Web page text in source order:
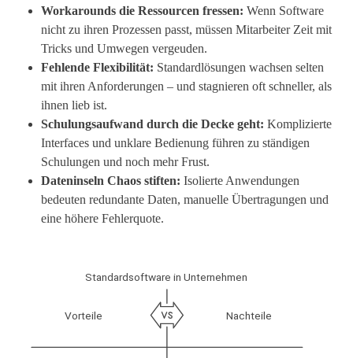
Workarounds die Ressourcen fressen: Wenn Software
nicht zu ihren Prozessen passt, müssen Mitarbeiter Zeit mit
Tricks und Umwegen vergeuden.
Fehlende Flexibilität: Standardlösungen wachsen selten
mit ihren Anforderungen – und stagnieren oft schneller, als
ihnen lieb ist.
Schulungsaufwand durch die Decke geht: Komplizierte
Interfaces und unklare Bedienung führen zu ständigen
Schulungen und noch mehr Frust.
Dateninseln Chaos stiften: Isolierte Anwendungen
bedeuten redundante Daten, manuelle Übertragungen und
eine höhere Fehlerquote.